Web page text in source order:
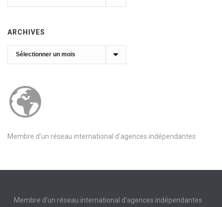
ARCHIVES
Archives
Membre d’un réseau international d’agences indépendantes
Membre d’un réseau international d’agences indépendantes